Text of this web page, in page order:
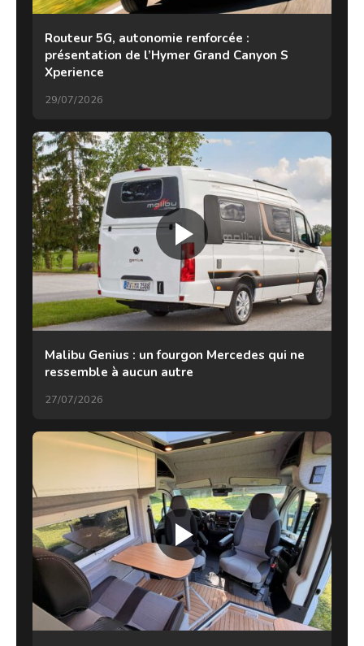
Routeur 5G, autonomie renforcée :
présentation de l’Hymer Grand Canyon S
Xperience
29/07/2026
Malibu Genius : un fourgon Mercedes qui ne
ressemble à aucun autre
27/07/2026